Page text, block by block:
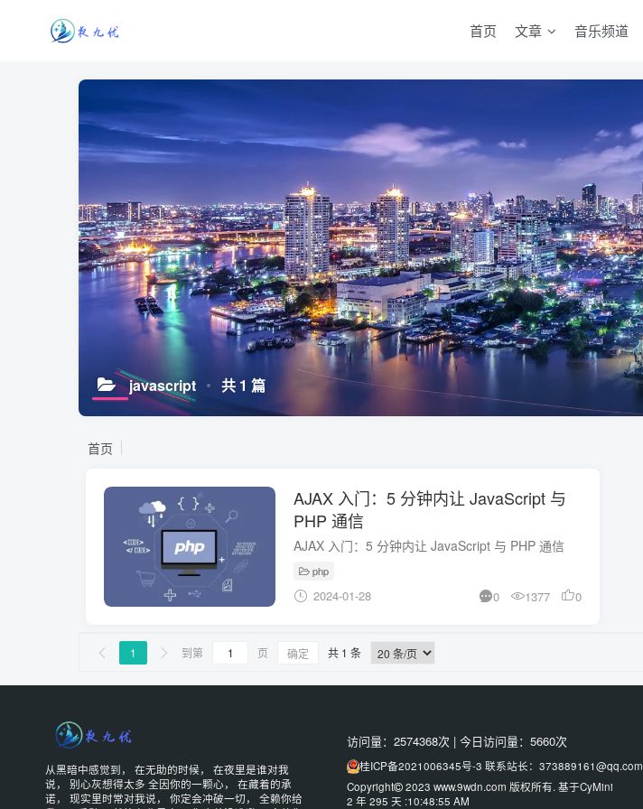
首页 文章 音乐频道
javascript 共 1 篇
首页
AJAX 入门：5 分钟内让 JavaScript 与
PHP 通信
AJAX 入门：5 分钟内让 JavaScript 与 PHP 通信
php
2024-01-28 0 1377 0
 1  到第 页 确定 共 1 条
从黑暗中感觉到， 在无助的时候， 在夜里是谁对我
说， 别心灰想得太多 全因你的一颗心， 在藏着的承
诺， 现实里时常对我说， 你定会冲破一切， 全赖你给
访问量：2574368次 | 今日访问量：5660次
桂ICP备2021006345号-3 联系站长：373889161@qq.com
Copyright
2023 www.9wdn.com 版权所有. 基于CyMini
2 年 295 天 :10:48:56 AM